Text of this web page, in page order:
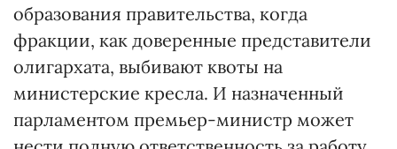
образования правительства, когда
фракции, как доверенные представители
олигархата, выбивают квоты на
министерские кресла. И назначенный
парламентом премьер-министр может